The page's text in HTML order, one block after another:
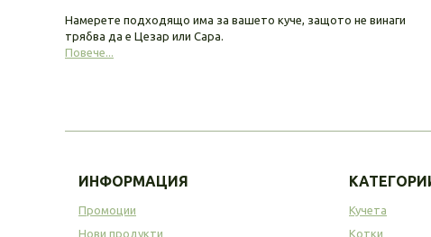
Намерете подходящо има за вашето куче, защото не винаги
трябва да е Цезар или Сара.
Повече...
ИНФОРМАЦИЯ
Промоции
Нови продукти
Кучета
Котки